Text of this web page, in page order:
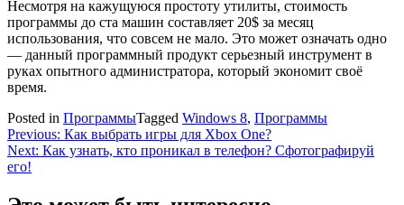
Несмотря на кажущуюся простоту утилиты, стоимость
программы до ста машин составляет 20$ за месяц
использования, что совсем не мало. Это может означать одно
— данный программный продукт серьезный инструмент в
руках опытного администратора, который экономит своё
время.
Posted in ПрограммыTagged Windows 8, Программы
Навигация
по
Previous: Как выбрать игры для Xbox One?
Next: Как узнать, кто проникал в телефон? Сфотографируй
его!